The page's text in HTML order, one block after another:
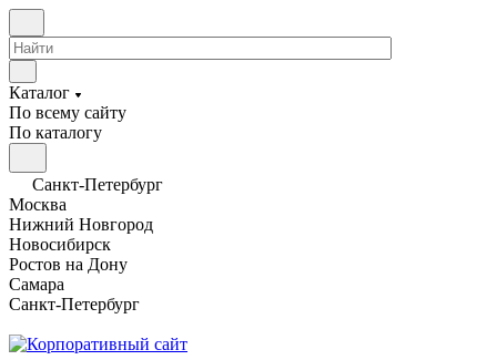
Каталог
По всему сайту
По каталогу
Санкт-Петербург
Москва
Нижний Новгород
Новосибирск
Ростов на Дону
Самара
Санкт-Петербург